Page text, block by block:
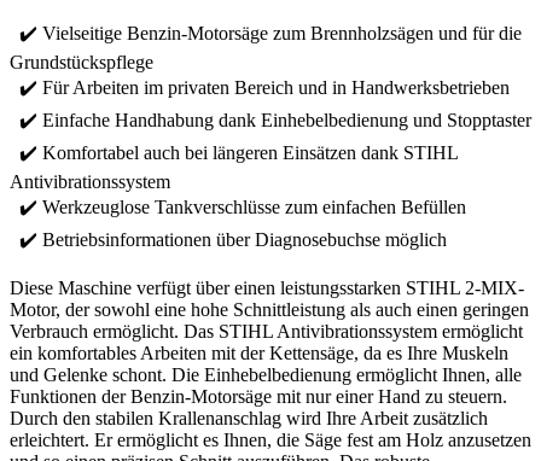
✔️ Vielseitige Benzin-Motorsäge zum Brennholzsägen und für die
Grundstückspflege
✔️ Für Arbeiten im privaten Bereich und in Handwerksbetrieben
✔️ Einfache Handhabung dank Einhebelbedienung und Stopptaster
✔️ Komfortabel auch bei längeren Einsätzen dank STIHL
Antivibrationssystem
✔️ Werkzeuglose Tankverschlüsse zum einfachen Befüllen
✔️ Betriebsinformationen über Diagnosebuchse möglich
Diese Maschine verfügt über einen leistungsstarken STIHL 2-MIX-
Motor, der sowohl eine hohe Schnittleistung als auch einen geringen
Verbrauch ermöglicht. Das STIHL Antivibrationssystem ermöglicht
ein komfortables Arbeiten mit der Kettensäge, da es Ihre Muskeln
und Gelenke schont. Die Einhebelbedienung ermöglicht Ihnen, alle
Funktionen der Benzin-Motorsäge mit nur einer Hand zu steuern.
Durch den stabilen Krallenanschlag wird Ihre Arbeit zusätzlich
erleichtert. Er ermöglicht es Ihnen, die Säge fest am Holz anzusetzen